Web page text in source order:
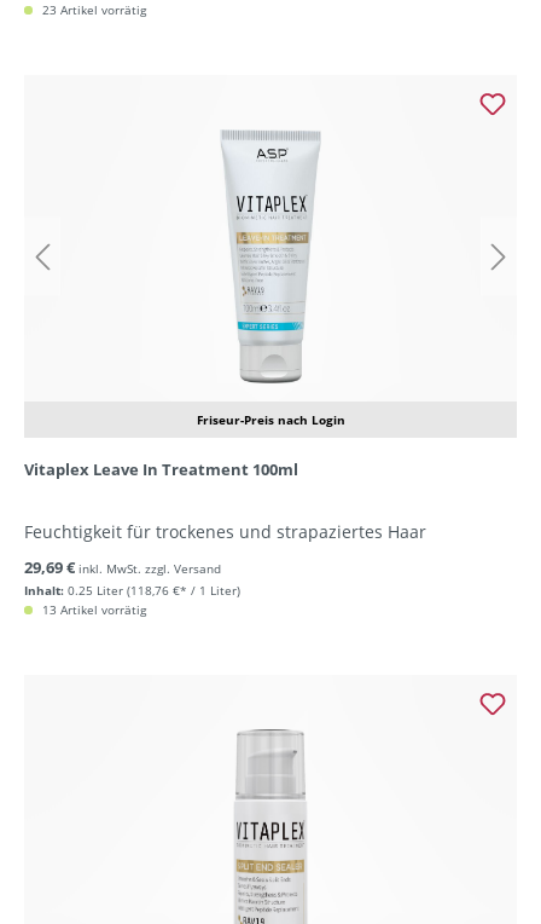
23 Artikel vorrätig
Friseur-Preis nach Login
Vitaplex Leave In Treatment 100ml
Feuchtigkeit für trockenes und strapaziertes Haar
Inhalt: 0.25 Liter (118,76 €* / 1 Liter)
29,69 € inkl. MwSt. zzgl. Versand
13 Artikel vorrätig